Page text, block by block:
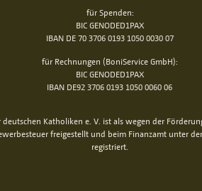
für Spenden:
BIC GENODED1PAX
IBAN DE 70 3706 0193 1050 0030 07
für Rechnungen (BoniService GmbH):
BIC GENODED1PAX
IBAN DE92 3706 0193 1050 0060 06
Katholiken e. V. ist als wegen der
freigestellt und beim Finanzamt unter
registriert.